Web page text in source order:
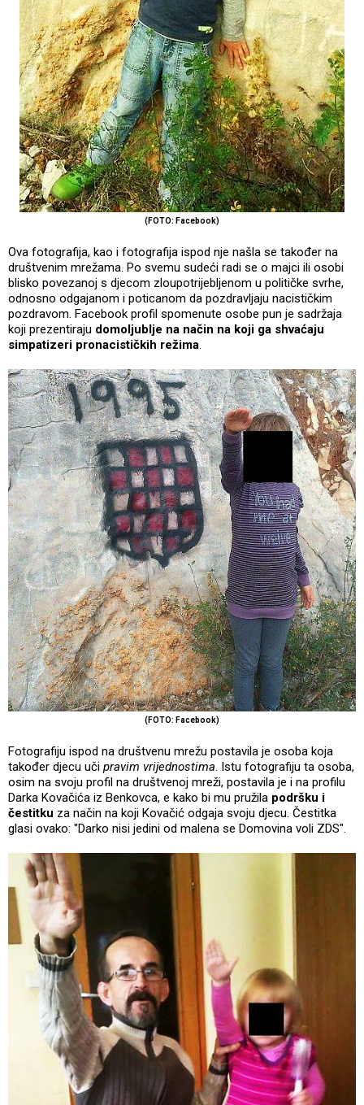
(FOTO: Facebook)
Ova fotografija, kao i fotografija ispod nje našla se također na
društvenim mrežama. Po svemu sudeći radi se o majci ili osobi
blisko povezanoj s djecom zloupotrijebljenom u političke svrhe,
odnosno odgajanom i poticanom da pozdravljaju nacističkim
pozdravom. Facebook profil spomenute osobe pun je sadržaja
koji prezentiraju domoljublje na način na koji ga shvaćaju
simpatizeri pronacističkih režima.
(FOTO: Facebook)
Fotografiju ispod na društvenu mrežu postavila je osoba koja
također djecu uči pravim vrijednostima. Istu fotografiju ta osoba,
osim na svoju profil na društvenoj mreži, postavila je i na profilu
Darka Kovačića iz Benkovca, e kako bi mu pružila podršku i
čestitku za način na koji Kovačić odgaja svoju djecu. Čestitka
glasi ovako: "Darko nisi jedini od malena se Domovina voli ZDS".